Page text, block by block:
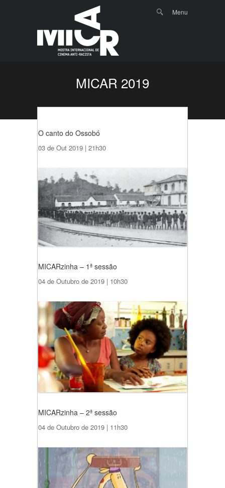
content
Search Menu
MICAR 2019
O canto do Ossobó
03 de Out 2019 | 21h30
MICARzinha – 1ª sessão
04 de Outubro de 2019 | 10h30
MICARzinha – 2ª sessão
04 de Outubro de 2019 | 11h30